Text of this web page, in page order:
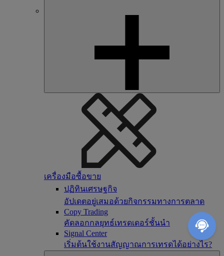
เครื่องมือซื้อขาย
ปฏิทินเศรษฐกิจ
อัปเดตอยู่เสมอด้วยกิจกรรมทางการตลาด
Copy Trading
คัดลอกกลยุทธ์เทรดเดอร์ชั้นนำ
Signal Center
เริ่มต้นใช้งานสัญญาณการเทรดได้อย่างไร?